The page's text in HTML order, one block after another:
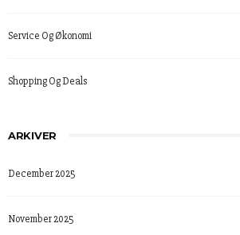
Service Og Økonomi
Shopping Og Deals
ARKIVER
December 2025
November 2025